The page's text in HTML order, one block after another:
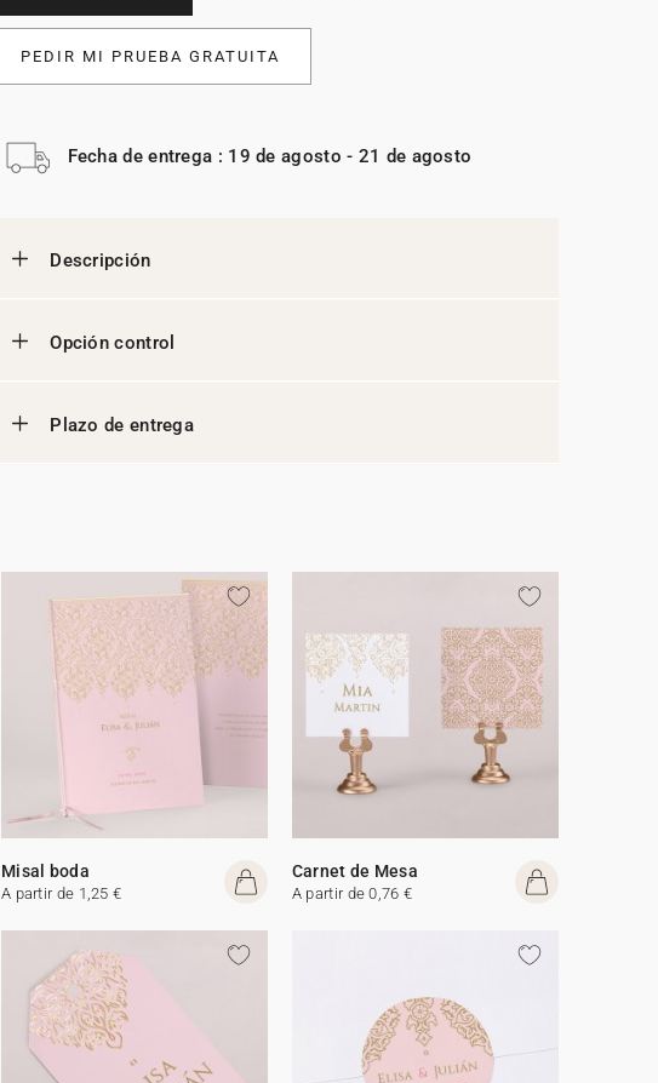
PEDIR MI PRUEBA GRATUITA
Fecha de entrega : 19 de agosto - 21 de agosto
Descripción
Opción control
Plazo de entrega
Misal boda
A partir de 1,25 €
Carnet de Mesa
A partir de 0,76 €